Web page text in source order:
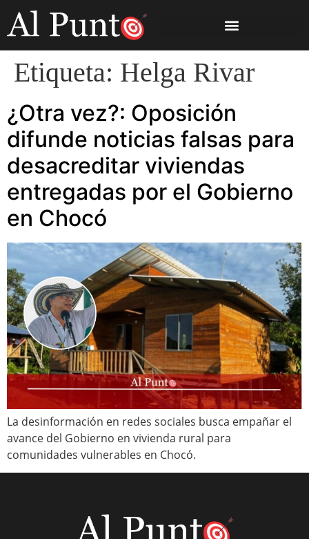
Etiqueta: Helga Rivar
¿Otra vez?: Oposición
difunde noticias falsas para
desacreditar viviendas
entregadas por el Gobierno
en Chocó
La desinformación en redes sociales busca empañar el
avance del Gobierno en vivienda rural para
comunidades vulnerables en Chocó.